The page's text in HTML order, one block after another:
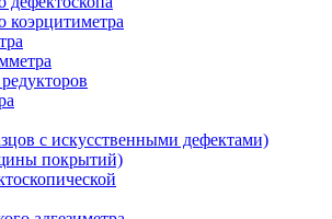
коэрцитиметра
с искусственными дефектами)
покрытий)